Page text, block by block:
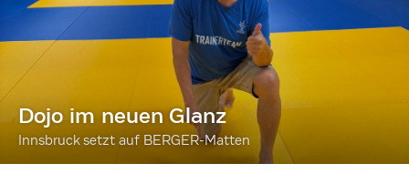
Dojo im neuen Glanz
Innsbruck setzt auf BERGER-Matten